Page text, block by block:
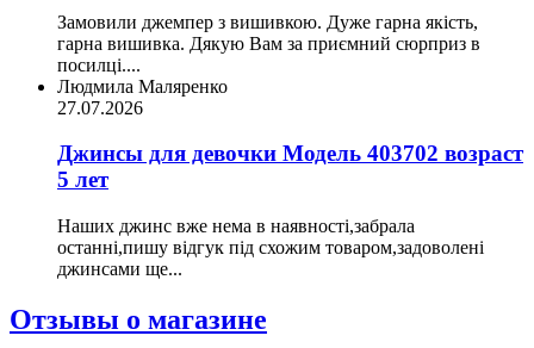
Замовили джемпер з вишивкою. Дуже гарна якість,
гарна вишивка. Дякую Вам за приємний сюрприз в
посилці....
Людмила Маляренко
27.07.2026
Джинсы для девочки Модель 403702 возраст
5 лет
Наших джинс вже нема в наявності,забрала
останні,пишу відгук під схожим товаром,задоволені
джинсами ще...
Отзывы о магазине